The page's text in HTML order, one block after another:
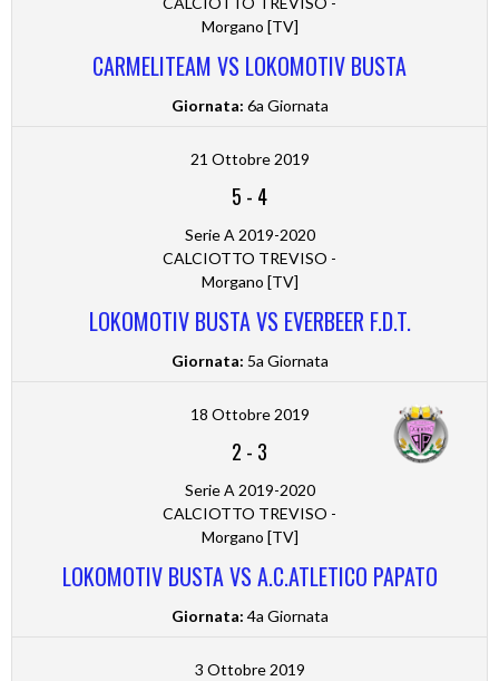
Morgano [TV]
CARMELITEAM VS LOKOMOTIV BUSTA
Giornata: 6a Giornata
21 Ottobre 2019
5 - 4
Serie A 2019-2020
CALCIOTTO TREVISO -
Morgano [TV]
LOKOMOTIV BUSTA VS EVERBEER F.D.T.
Giornata: 5a Giornata
18 Ottobre 2019
2 - 3
Serie A 2019-2020
CALCIOTTO TREVISO -
Morgano [TV]
LOKOMOTIV BUSTA VS A.C.ATLETICO PAPATO
Giornata: 4a Giornata
3 Ottobre 2019